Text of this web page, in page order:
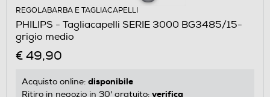
REGOLABARBA E TAGLIACAPELLI
PHILIPS - Tagliacapelli SERIE 3000 BG3485/15-
grigio medio
€ 49,90
Acquisto online: disponibile
Ritiro in negozio in 30' gratuito: verifica